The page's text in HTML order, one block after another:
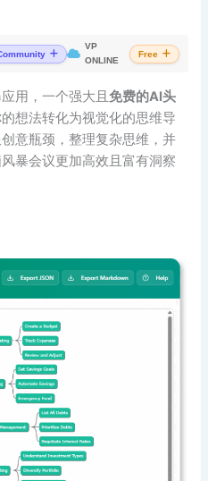
VP
ONLINE
Free
用，一个强大且免费的AI头
想法转化为视觉化的思维导
意瓶颈，整理复杂思维，并
暴会议更加高效且富有洞察